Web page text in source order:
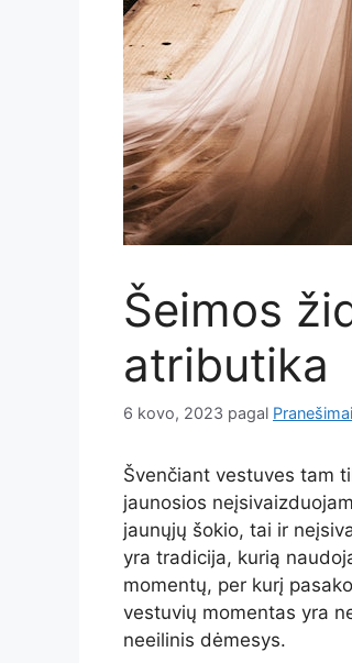
Šeimos
atributika
6 kovo, 2023 pagal Pranešimai
Švenčiant vestuves tam
jaunosios
jaunųjų šokio, tai ir
yra tradicija, kurią
momentų, per kurį
vestuvių momentas yra
neeilinis dėmesys.